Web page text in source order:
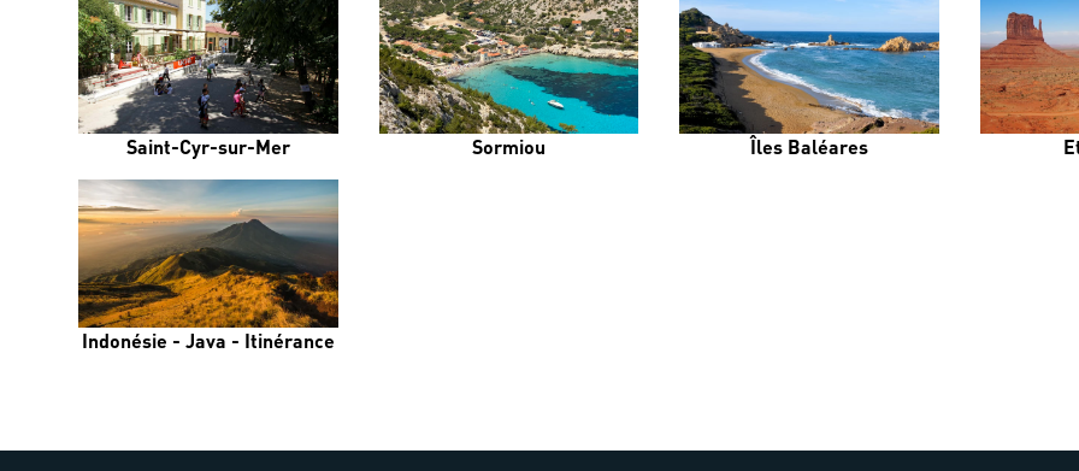
Saint-Cyr-sur-Mer Sormiou Îles Baléares
Indonésie - Java - Itinérance